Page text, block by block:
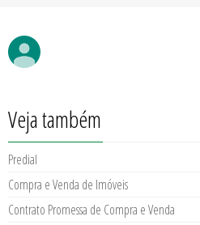
Veja também
Predial
Compra e Venda de Imóveis
Contrato Promessa de Compra e Venda